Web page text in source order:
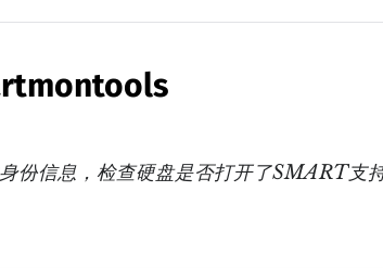
身份信息，检查硬盘是否打开了SMART支